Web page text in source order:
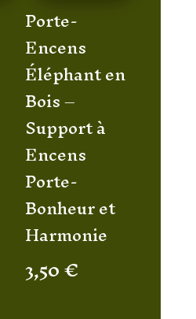
Porte-
Encens
Éléphant en
Bois –
Support à
Encens
Porte-
Bonheur et
Harmonie
3,50€